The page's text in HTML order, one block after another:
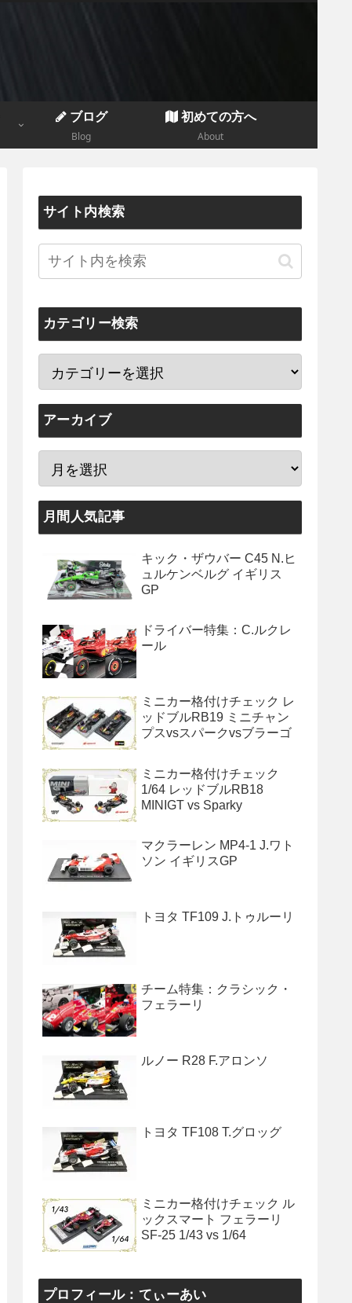
ブログ
Blog
初めての方へ
About
サイト内検索
カテゴリー検索
アーカイブ
月間人気記事
キック・ザウバー C45 N.ヒ
ュルケンベルグ イギリス
GP
ドライバー特集：C.ルクレ
ール
ミニカー格付けチェック レ
ッドブルRB19 ミニチャン
プスvsスパークvsブラーゴ
ミニカー格付けチェック
1/64 レッドブルRB18
MINIGT vs Sparky
マクラーレン MP4-1 J.ワト
ソン イギリスGP
トヨタ TF109 J.トゥルーリ
チーム特集：クラシック・
フェラーリ
ルノー R28 F.アロンソ
トヨタ TF108 T.グロッグ
ミニカー格付けチェック ル
ックスマート フェラーリ
SF-25 1/43 vs 1/64
プロフィール：てぃーあい